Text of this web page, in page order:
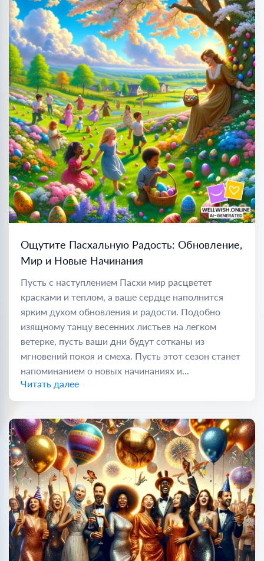
Ощутите Пасхальную Радость: Обновление,
Мир и Новые Начинания
Пусть с наступлением Пасхи мир расцветет
красками и теплом, а ваше сердце наполнится
ярким духом обновления и радости. Подобно
изящному танцу весенних листьев на легком
ветерке, пусть ваши дни будут сотканы из
мгновений покоя и смеха. Пусть этот сезон станет
напоминанием о новых начинаниях и...
Читать далее